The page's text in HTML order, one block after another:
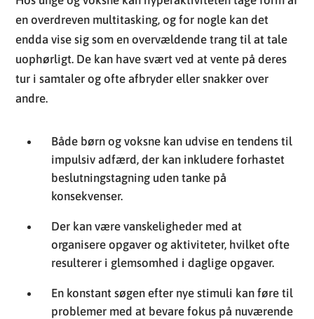
en overdreven multitasking, og for nogle kan det
endda vise sig som en overvældende trang til at tale
uophørligt. De kan have svært ved at vente på deres
tur i samtaler og ofte afbryder eller snakker over
andre.
Både børn og voksne kan udvise en tendens til
impulsiv adfærd, der kan inkludere forhastet
beslutningstagning uden tanke på
konsekvenser.
Der kan være vanskeligheder med at
organisere opgaver og aktiviteter, hvilket ofte
resulterer i glemsomhed i daglige opgaver.
En konstant søgen efter nye stimuli kan føre til
problemer med at bevare fokus på nuværende